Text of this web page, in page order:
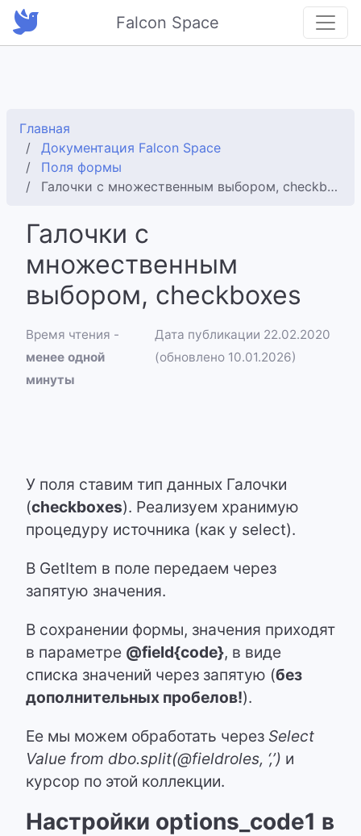
Falcon Space
Главная
Документация Falcon Space
Поля формы
Галочки с множественным выбором, checkboxes
Галочки с
множественным
выбором, checkboxes
Время чтения -
менее одной
минуты
Дата публикации 22.02.2020
(обновлено 10.01.2026)
У поля ставим тип данных Галочки
(checkboxes). Реализуем хранимую
процедуру источника (как у select).
В GetItem в поле передаем через
запятую значения.
В сохранении формы, значения приходят
в параметре @field{code}, в виде
списка значений через запятую (без
дополнительных пробелов!).
Ее мы можем обработать через Select
Value from dbo.split(@fieldroles, ‘,’) и
курсор по этой коллекции.
Настройки options_code1 в